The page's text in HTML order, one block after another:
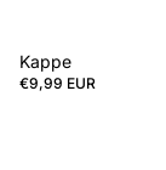
Kappe
€9,99 EUR